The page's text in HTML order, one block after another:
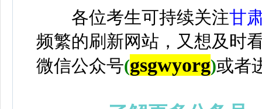
各位考生可持续关注甘
频繁的刷新网站，又想及时
微信公众号(gsgwyorg)或者